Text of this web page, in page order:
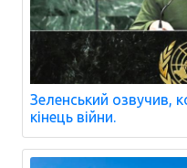
Зеленський озвучив,
кінець війни.